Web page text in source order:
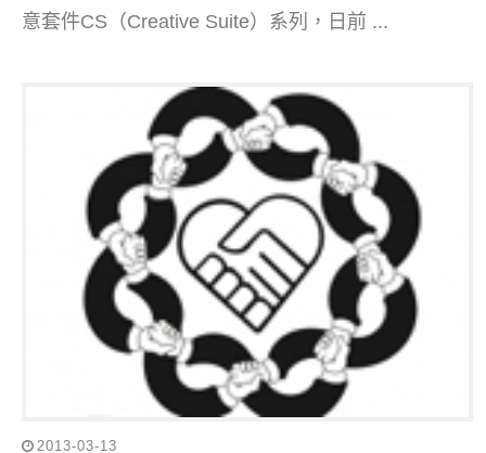
意套件CS（Creative Suite）系列，日前 ...
2013-03-13